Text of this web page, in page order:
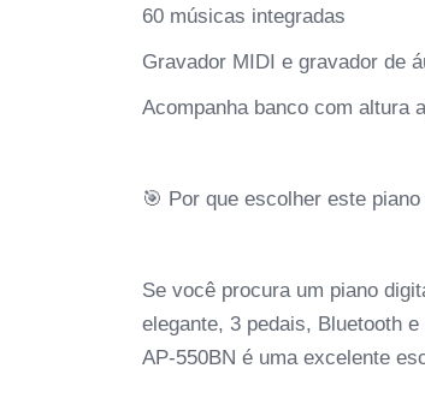
60 músicas integradas
Gravador MIDI e gravador de
Acompanha banco com altura
🎯 Por que escolher este
Se você procura um piano
elegante, 3 pedais, Bluetooth
AP-550BN é uma excelente